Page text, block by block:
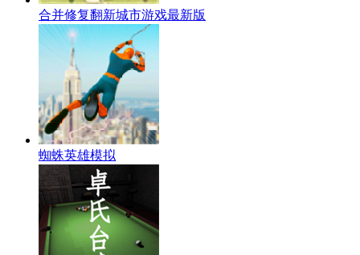
合并修复翻新城市游戏最新版
蜘蛛英雄模拟